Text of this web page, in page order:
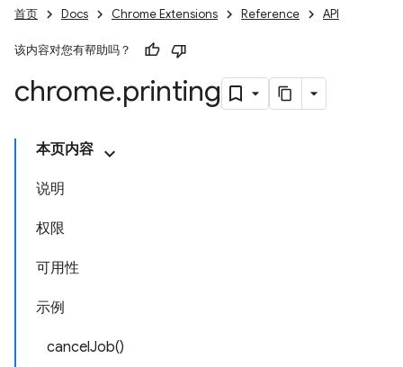
首页 Docs Chrome Extensions Reference API
该内容对您有帮助吗？
chrome.printing
本页内容
说明
权限
可用性
示例
cancelJob()